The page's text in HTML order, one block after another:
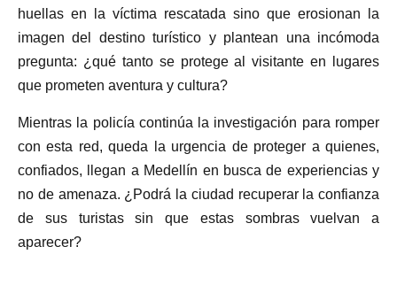
huellas en la víctima rescatada sino que erosionan la
imagen del destino turístico y plantean una incómoda
pregunta: ¿qué tanto se protege al visitante en lugares
que prometen aventura y cultura?
Mientras la policía continúa la investigación para romper
con esta red, queda la urgencia de proteger a quienes,
confiados, llegan a Medellín en busca de experiencias y
no de amenaza. ¿Podrá la ciudad recuperar la confianza
de sus turistas sin que estas sombras vuelvan a
aparecer?